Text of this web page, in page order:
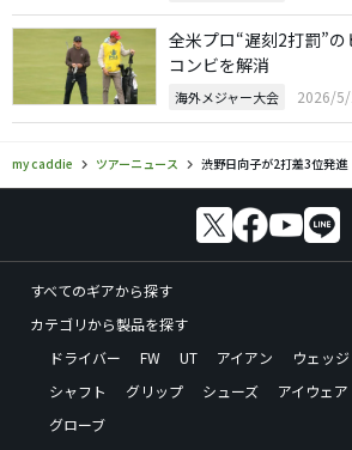
全米プロ“遅刻2打罰”
コンビを解消
海外メジャー大会 2026/5/
my caddie ツアーニュース 渋野日向子が2打差3位発進
すべてのギアから探す
カテゴリから製品を探す
ドライバー
FW UT アイアン ウェッジ
シャフト
グリップ シューズ アイウェア
グローブ